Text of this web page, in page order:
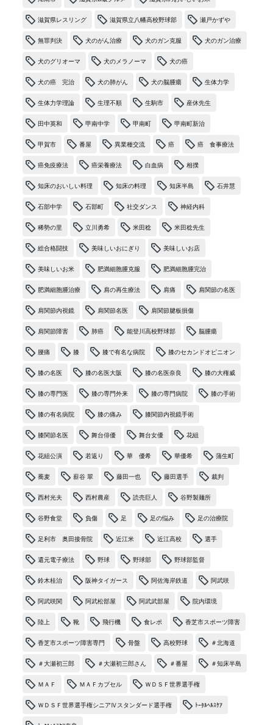
滋賀県レスリング 滋賀県立八幡高校野球部 瀬戸かずや
無罪判決 犬のがん治療 犬のガン克服 犬のガン治療
犬のグリオーマ 犬のメラノーマ 犬の癌
犬の癌 完治 犬の肺がん 犬の脳腫瘍 生体力学
生体力学理論 生理不順 生駒市 産休先生
田中英和 甲南中学 甲南町 甲南町新治
甲賀市 番屋 異業種交流 癌 癌 食事療法
癌免疫療法 癌栄養療法 白血病 相撲
知床のおいしい料理 知床の料理 知床半島 石井慧
石部中学 石部町 社交ダンス 神経内科
稀勢の里 立川勇希 米田稔 米田稔先生
総合格闘技 美味しいおにぎり 美味しいお店
美味しいお米 肥満細胞腫克服 肥満細胞腫完治
肥満細胞腫治療 肩の再生療法 肩痛 肩関節の名医
肩関節内視鏡 肩関節名医 肩関節腱板損傷
肩関節障害 肺癌 能登川高校野球部 脳腫瘍
腰痛 膝 膝で有名な病院 膝のセカンドオピニオン
膝の名医 膝の名医大阪 膝の名医奈良 膝の大権威
膝の専門医 膝の専門外来 膝の専門病院 膝の手術
膝の有名病院 膝の痛み 膝関節内視鏡手術
膝関節名医 舞台俳優 舞台女優 花組
花組公演 若返り 華 優希 華優希 蒲生町
蕎麦 薪谷 翠 藤田一也 藤田選手 裁判
西村光夫 西村農産 読売巨人 谷野製麺所
谷野食堂 負傷 足 足の悩み 足の治療院
足利市 奥田接骨院 近江米 近江高校 選手
還元電子療法 野球 野球部 野球部監督
鈴木桂治 阪神タイガース 阿佐海岸鉄道 阿武咲
阿武咲関 阿武松部屋 阿武武部屋 院内環境
陸上 靴 飛行機 食レポ 香芝市スポーツ障害
香芝市スポーツ障害専門 骨盤 高校野球 ＃北海道
＃大瀬初三郎 ＃大瀬初三郎さん ＃番屋 ＃知床半島
ＭＡＦ ＭＡＦカプセル ＷＤＳＦ世界選手権
ＷＤＳＦ世界選手権シニアⅣスタンダード選手権 ﾄｰﾀﾙﾍﾙｽｹｱ